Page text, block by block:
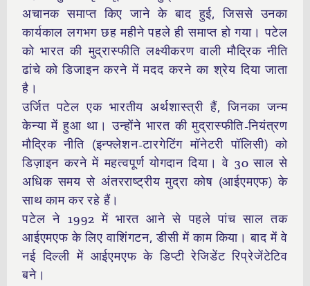
अचानक समाप्त किए जाने के बाद हुई, जिससे उनका
कार्यकाल लगभग छह महीने पहले ही समाप्त हो गया। पटेल
को भारत की मुद्रास्फीति लक्ष्यीकरण वाली मौद्रिक नीति
ढांचे को डिजाइन करने में मदद करने का श्रेय दिया जाता
है।
उर्जित पटेल एक भारतीय अर्थशास्त्री हैं, जिनका जन्म
केन्या में हुआ था। उन्होंने भारत की मुद्रास्फीति-नियंत्रण
मौद्रिक नीति (इन्फ्लेशन-टारगेटिंग मॉनेटरी पॉलिसी) को
डिज़ाइन करने में महत्वपूर्ण योगदान दिया। वे 30 साल से
अधिक समय से अंतरराष्ट्रीय मुद्रा कोष (आईएमएफ) के
साथ काम कर रहे हैं।
पटेल ने 1992 में भारत आने से पहले पांच साल तक
आईएमएफ के लिए वाशिंगटन, डीसी में काम किया। बाद में वे
नई दिल्ली में आईएमएफ के डिप्टी रेजिडेंट रिप्रेजेंटेटिव
बने।